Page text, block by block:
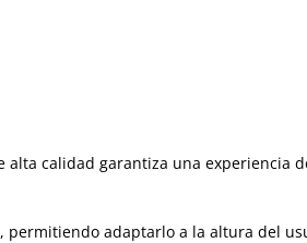
calidad garantiza una experiencia
adaptarlo a la altura del